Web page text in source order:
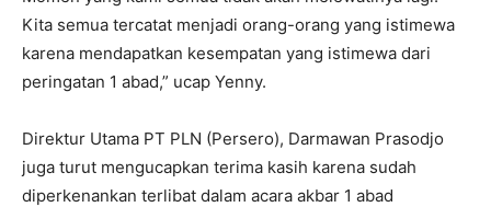
Kita semua tercatat menjadi orang-orang yang istimewa
karena mendapatkan kesempatan yang istimewa dari
peringatan 1 abad,” ucap Yenny.
Direktur Utama PT PLN (Persero), Darmawan Prasodjo
juga turut mengucapkan terima kasih karena sudah
diperkenankan terlibat dalam acara akbar 1 abad